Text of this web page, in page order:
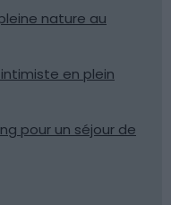
nature au
en plein
pour un séjour de